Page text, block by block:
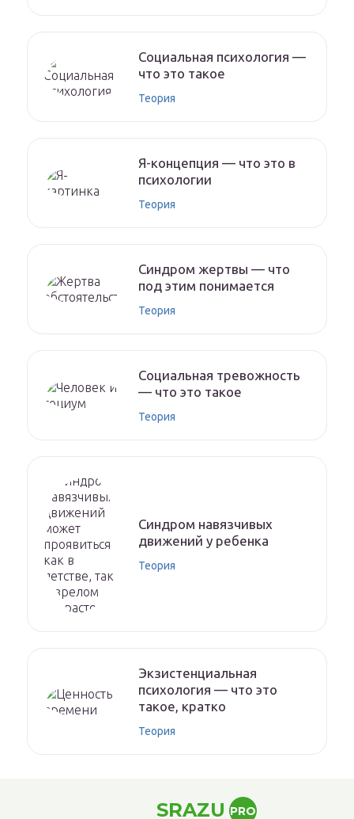
Социальная психология —
что это такое
Теория
Я-концепция — что это в
психологии
Теория
Синдром жертвы — что
под этим понимается
Теория
Социальная тревожность
— что это такое
Теория
Синдром навязчивых
движений у ребенка
Теория
Экзистенциальная
психология — что это
такое, кратко
Теория
SRAZU PRO